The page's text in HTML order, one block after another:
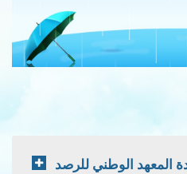
المعهد الوطني للرصد